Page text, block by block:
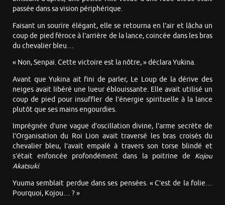
passée dans sa vision périphérique.
Faisant un sourire élégant, elle se retourna en l’air et lâcha un
coup de pied féroce à l’arrière de la lance, coincée dans les bras
du chevalier bleu…
« Non, Senpai. Cette victoire est la nôtre, » déclara Yukina.
Avant que Yukina ait fini de parler, Le Loup de la dérive des
neiges avait libéré une lueur éblouissante. Elle avait utilisé un
coup de pied pour insuffler de l’énergie spirituelle à la lance
plutôt que ses mains engourdies.
Imprégnée d’une vague d’oscillation divine, l’arme secrète de
l’Organisation du Roi Lion avait traversé les bras croisés du
chevalier bleu, l’avait empalé à travers son torse blindé et
s’était enfoncée profondément dans la poitrine de Kojou
Akatsuki.
Yuuma semblait perdue dans ses pensées. « C’est de la folie…
Pourquoi, Kojou… ? »